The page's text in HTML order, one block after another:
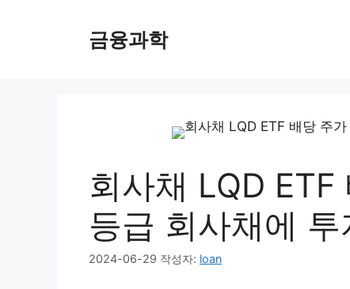
금융과학
회사채 LQD
등급 회사채에
2024-06-29 작성자: loan